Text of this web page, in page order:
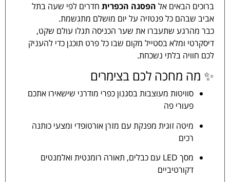
ברוכים הבאים אל הפסגה הכפרית חדרים לפי שעה בתל
אביב שבהם כל פנטזיה על יום מושלם מתגשמת.
כבר מהרגע שתעברו את שער הכניסה תגלו עולם שקט,
דיסקרטי ומלא בסטייל מקום שבו כל פרט תוכנן כדי להעניק
לכם חוויה בלתי נשכחת.
✨ מה מחכה לכם בצימרים
סוויטות מעוצבות בסגנון כפרי מודרני שישאירו אתכם
פעורי פה
מיטה זוגית מפנקת עם מזרן אורטופדי ומצעי כותנה
רכים
מסך LED עם כבלים, תאורה רומנטית ואלמנטים
דקורטיביים